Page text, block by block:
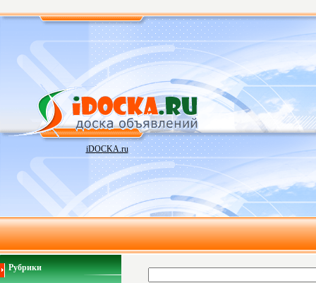
iDOCKA.ru
Рубрики